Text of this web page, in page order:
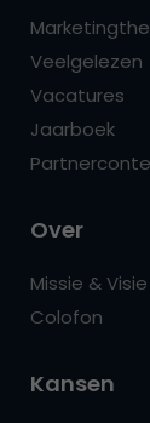
Veelgelezen
Vacatures
Jaarboek
Over
Missie & Visie
Colofon
Kansen